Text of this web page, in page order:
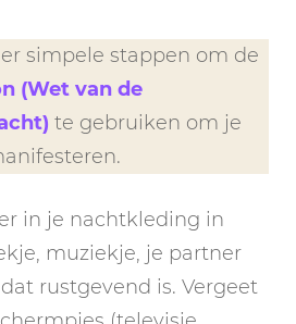
simpele stappen om de
(Wet van de
te gebruiken om je
in je nachtkleding in
muziekje, je partner
rustgevend is. Vergeet